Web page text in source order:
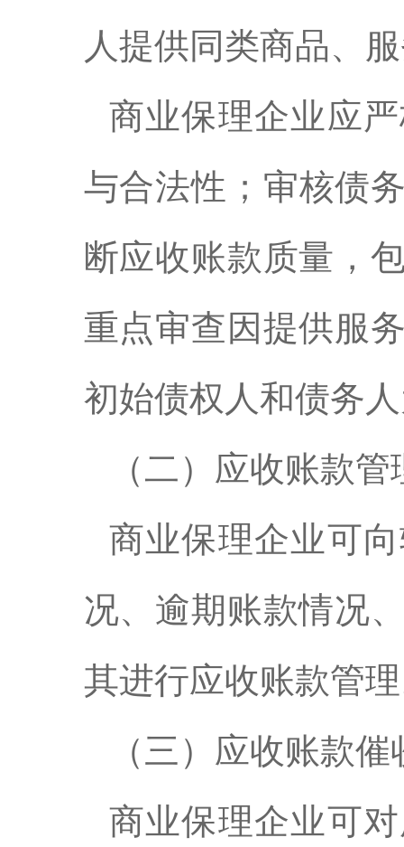
人提供同类商品、
商业保理企业应
与合法性；审核债
断应收账款质量，
重点审查因提供服
初始债权人和债务
（二）应收账款管
商业保理企业可
况、逾期账款情况
其进行应收账款管
（三）应收账款催
商业保理企业可